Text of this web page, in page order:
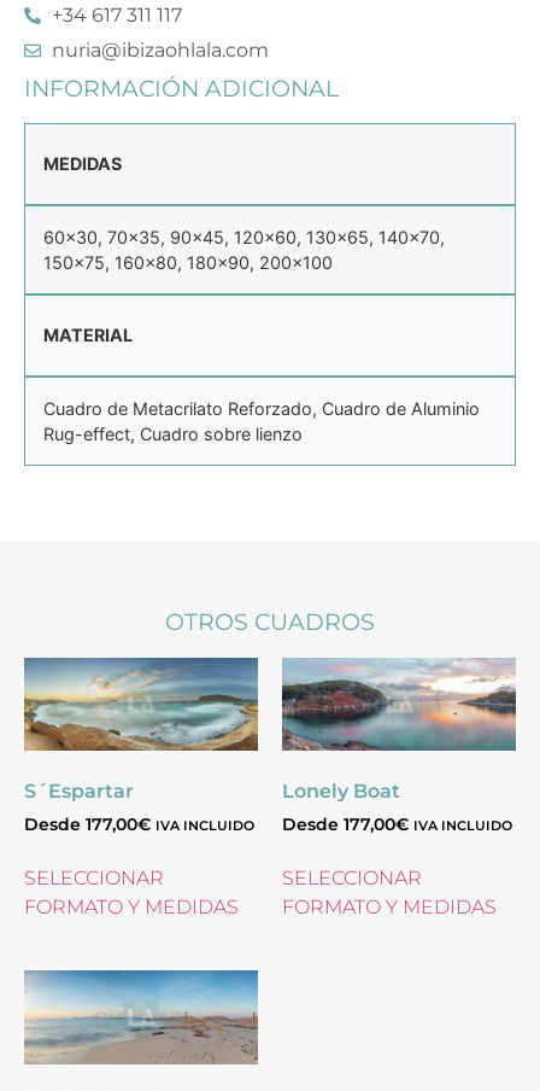
+34 617 311 117
nuria@ibizaohlala.com
INFORMACIÓN ADICIONAL
MEDIDAS
60×30, 70×35, 90×45, 120×60, 130×65, 140×70,
150×75, 160×80, 180×90, 200×100
MATERIAL
Cuadro de Metacrilato Reforzado, Cuadro de Aluminio
Rug-effect, Cuadro sobre lienzo
OTROS CUADROS
S´Espartar
Desde 177,00€ IVA INCLUIDO
SELECCIONAR
FORMATO Y MEDIDAS
Lonely Boat
Desde 177,00€ IVA INCLUIDO
SELECCIONAR
FORMATO Y MEDIDAS